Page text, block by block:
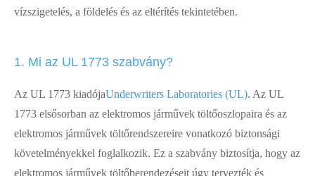
vízszigetelés, a földelés és az eltérítés tekintetében.
1. Mi az UL 1773 szabvány?
Az UL 1773 kiadójaUnderwriters Laboratories (UL). Az UL
1773 elsősorban az elektromos járművek töltőoszlopaira és az
elektromos járművek töltőrendszereire vonatkozó biztonsági
követelményekkel foglalkozik. Ez a szabvány biztosítja, hogy az
elektromos járművek töltőberendezéseit úgy tervezték és